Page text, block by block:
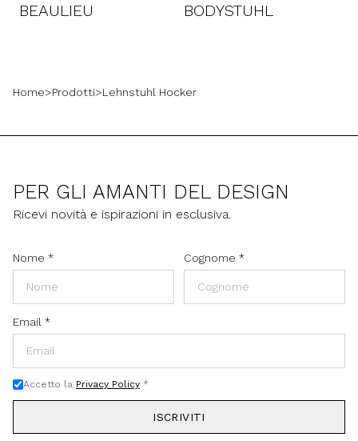
BEAULIEU BODYSTUHL
Home>Prodotti>Lehnstuhl Hocker
PER GLI AMANTI DEL DESIGN
Ricevi novità e ispirazioni in esclusiva.
Nome * Cognome *
Email *
Accetto la Privacy Policy *
ISCRIVITI